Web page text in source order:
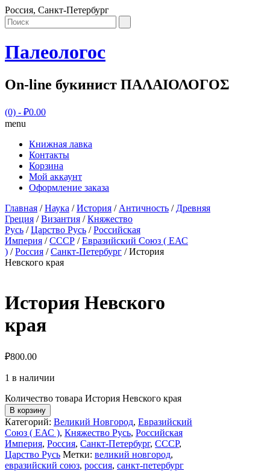
Россия, Санкт-Петербург
Палеологос
On-line букинист ΠΑΛΑΙΟΛΟΓΟΣ
(0) - ₽0.00
menu
Книжная лавка
Контакты
Корзина
Мой аккаунт
Оформление заказа
Главная /Наука /История / Античность / Древняя
Греция /Византия /Княжество
Русь /Царство Русь /Российская
Империя /СССР /Евразийский Союз ( ЕАС
) /Россия /Санкт-Петербург / История
Невского края
История Невского
края
₽800.00
1 в наличии
Количество товара История Невского края
В корзину
Категорий: Великий Новгород, Евразийский
Союз ( ЕАС ), Княжество Русь, Российская
Империя, Россия, Санкт-Петербург, СССР,
Царство Русь Метки: великий новгород,
евразийский союз, россия, санкт-петербург